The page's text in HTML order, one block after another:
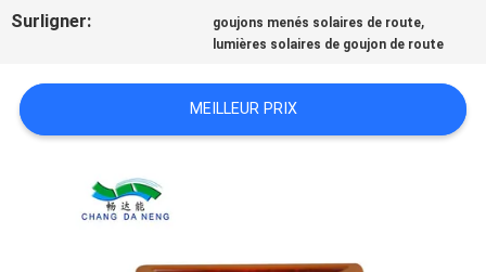
CAS
DEMANDER
Surligner: goujons menés solaires de route,
lumières solaires de goujon de route
MEILLEUR PRIX